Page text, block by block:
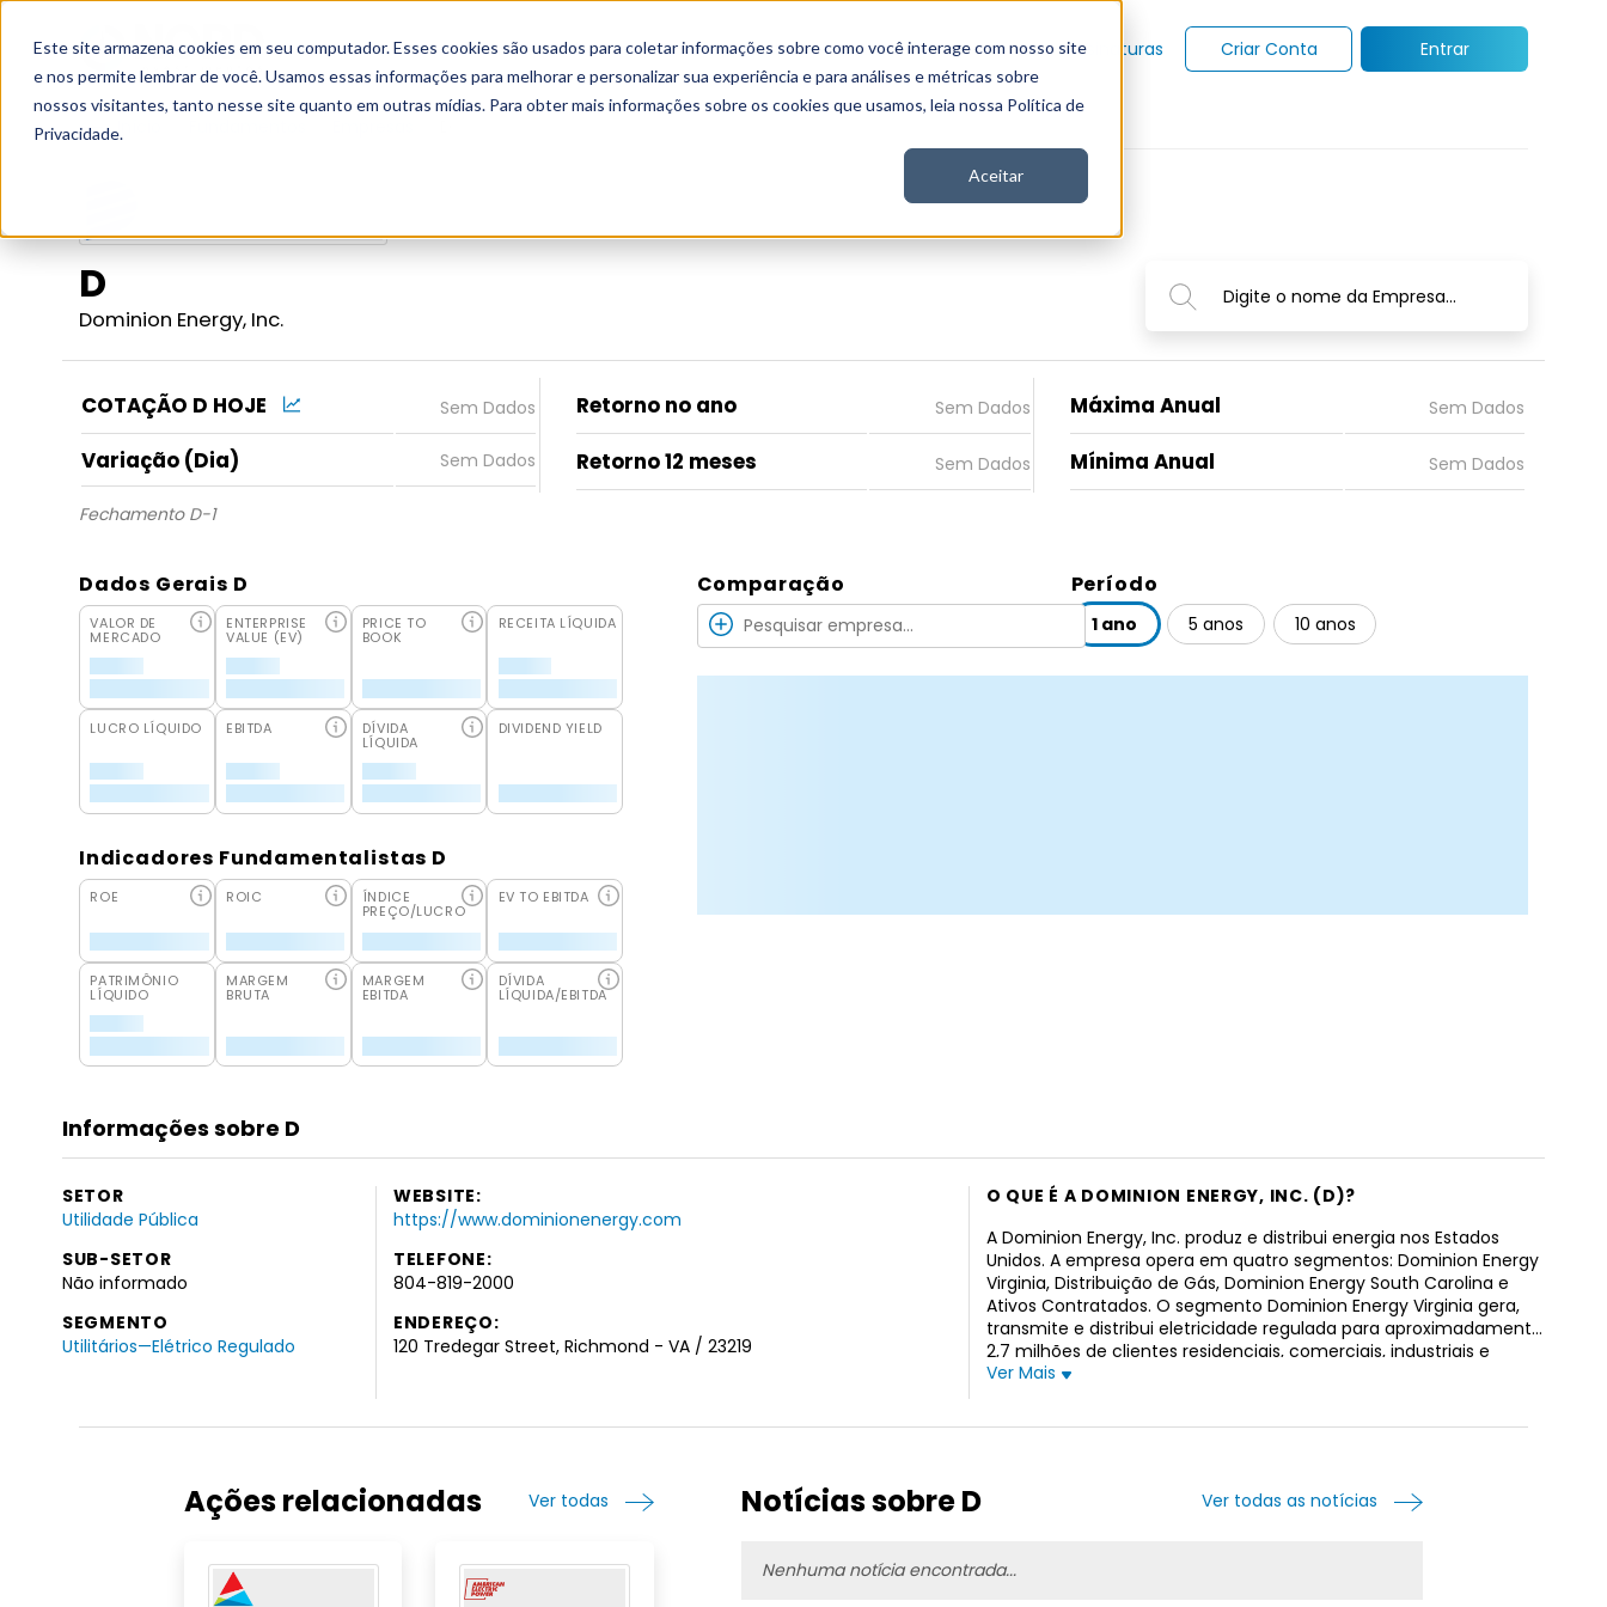
Este site armazena cookies em seu computador. Esses cookies são usados para coletar informações sobre como você interage com nosso site
e nos permite lembrar de você. Usamos essas informações para melhorar e personalizar sua experiência e para análises e métricas sobre
nossos visitantes, tanto nesse site quanto em outras mídias. Para obter mais informações sobre os cookies que usamos, leia nossa Política de
Privacidade.
Aceitar
Grupo Nord Seja Nord Gratuito Analítica Notícias Assinaturas Criar Conta Entrar
D
Dominion Energy, Inc.
Digite o nome da Empresa...
COTAÇÃO D HOJE
Variação (Dia)
Retorno no ano
Retorno 12 meses
Máxima Anual
Mínima Anual
Fechamento D-1
Dados Gerais D
VALOR DE
MERCADO
ENTERPRISE
VALUE (EV)
PRICE TO
BOOK
RECEITA LÍQUIDA
LUCRO LÍQUIDO EBITDA DÍVIDA
LÍQUIDA
DIVIDEND YIELD
Indicadores Fundamentalistas D
ROE ROIC ÍNDICE
PREÇO/LUCRO
EV TO EBITDA
PATRIMÔNIO
LÍQUIDO
MARGEM
BRUTA
MARGEM
EBITDA
DÍVIDA
LÍQUIDA/EBITDA
Comparação Período
1 ano 5 anos 10 anos
Informações sobre D
SETOR
Utilidade Pública
SUB-SETOR
Não informado
SEGMENTO
Utilitários—Elétrico Regulado
WEBSITE:
https://www.dominionenergy.com
TELEFONE:
804-819-2000
ENDEREÇO:
120 Tredegar Street, Richmond - VA / 23219
O QUE É A DOMINION ENERGY, INC. (D)?
A Dominion Energy, Inc. produz e distribui energia nos Estados
Unidos. A empresa opera em quatro segmentos: Dominion Energy
Virginia, Distribuição de Gás, Dominion Energy South Carolina e
Ativos Contratados. O segmento Dominion Energy Virginia gera,
transmite e distribui eletricidade regulada para aproximadamente
2,7 milhões de clientes residenciais, comerciais, industriais e
governamentais na Virgínia e na Carolina do Norte. O segmento
atendem aproximadamente 3,1 milhões de clientes residenciais,
comerciais e industriais . Também possui instalações de gás
eletricidade para aproximadamente 772.000 clientes nas partes
Ver Mais
Ações relacionadas Ver todas Notícias sobre D Ver todas as notícias
Nenhuma notícia encontrada...